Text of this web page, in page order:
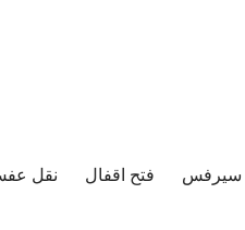
سيرفس فتح اقفال نقل